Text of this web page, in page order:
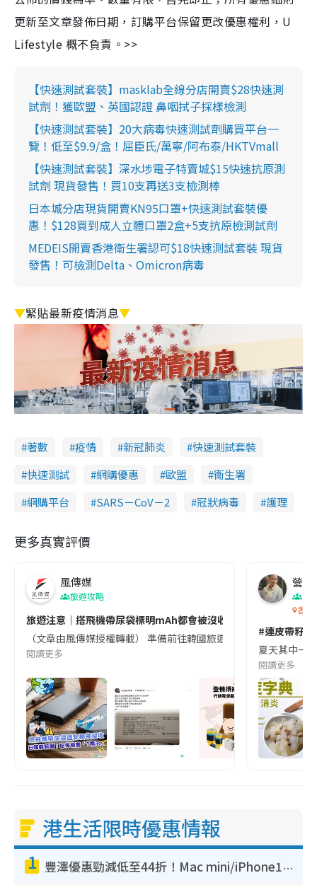
更新至文章發佈日期，訂購平台保留更改優惠權利，U
Lifestyle 概不負責。>>
【快速測試套裝】masklab全線分店開賣$28快速測
試劑！獲歐盟、英國認證 鼻咽拭子採樣檢測
【快速測試套裝】20大病毒快速測試劑購買平台一
覽！低至$9.9/盒！屈臣氏/萬寧/阿布泰/HKTVmall
【快速測試套裝】深水埗電子特賣城$15快速抗原測
試劑 現貨發售！買10支再送3支檢測棒
日本城分店現貨開賣KN95口罩+快速測試套裝優
惠！$128買到成人立體口罩2盒+5支抗原檢測試劑
MEDEIS開賣香港衛生署認可$18快速測試套裝 現貨
發售！可檢測Delta、Omicron病毒
▼緊貼最新疫情消息▼
著數 疫情 新冠肺炎
快速測試套裝
快速測試
網購優惠 歐盟
衞生署
網購平台
SARS－CoV－2 冠狀病毒 護理
更多真實評價
風傳媒
旅遊攻略
旅遊注意｜搭飛機帶尿袋標明mAh都會被沒收😱出發前切記檢查
（文章由風傳媒授權轉載） 準備前往韓國旅遊的民眾，近期要
閱讀更多
營養
香港
#連皮帶籽
夏天其中一
閱讀更多
港生活限時優惠情報
1 豐澤優惠勁減低至44折！Mac mini/iPhone17Pro大減價！廚房家電$220起